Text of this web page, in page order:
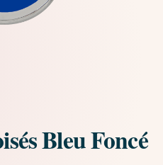
Bleu Foncé